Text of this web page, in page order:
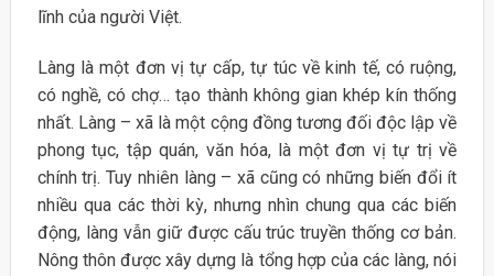
lĩnh của người Việt.
Làng là một đơn vị tự cấp, tự túc về kinh tế, có ruộng,
có nghề, có chợ… tạo thành không gian khép kín thống
nhất. Làng – xã là một cộng đồng tương đối độc lập về
phong tục, tập quán, văn hóa, là một đơn vị tự trị về
chính trị. Tuy nhiên làng – xã cũng có những biến đổi ít
nhiều qua các thời kỳ, nhưng nhìn chung qua các biến
động, làng vẫn giữ được cấu trúc truyền thống cơ bản.
Nông thôn được xây dựng là tổng hợp của các làng, nói